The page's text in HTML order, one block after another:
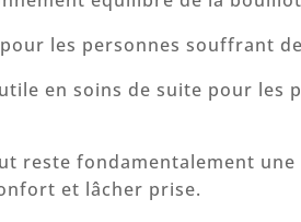
les personnes souffrant
en soins de suite pour les
reste fondamentalement
et lâcher prise.